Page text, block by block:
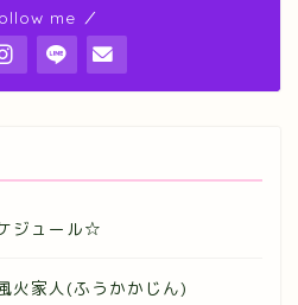
me ／
ジュール☆
家人(ふうかかじん)